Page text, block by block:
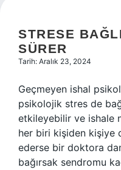
STRESE
SÜRER
Tarih: Aralık 23, 2024
Geçmeyen ishal
psikolojik stres de
etkileyebilir ve ishale
her biri kişiden kişiye
ederse bir doktora
bağırsak sendromu